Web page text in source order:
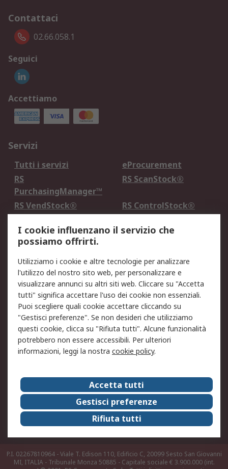
Contattaci
02.66.058.1
Seguici
Accettiamo
Servizi
Tutti i servizi
eProcurement
RS
PurchasingManager™
RS ScanStock®
RS VendStock®
RS ControlStock®
Legale
Informativa Cookie
Informativa Privacy -
Aggiornata
Email Security
Termini d'uso
Condizioni di vendita
Condizioni generali di
servizio
Etica e responsabilità
Chi Siamo
Chi Siamo
Contattaci
Supporto
ESG
Carriere
RS Group
Press Centre
Discovery: il Blog di RS
P.I. 02267810964 - Viale T. Edison 110, Edificio C, 20099 Sesto San Giovanni
MI, ITALIA - Tribunale Monza 50885 - Capitale sociale € 3.900.000 (int.
I cookie influenzano il servizio che
possiamo offrirti.
Utilizziamo i cookie e altre tecnologie per analizzare
l'utilizzo del nostro sito web, per personalizzare e
visualizzare annunci su altri siti web. Cliccare su "Accetta
tutti" significa accettare l'uso dei cookie non essenziali.
Puoi scegliere quali cookie accettare cliccando su
"Gestisci preferenze". Se non desideri che utilizziamo
questi cookie, clicca su "Rifiuta tutti". Alcune funzionalità
potrebbero non essere accessibili. Per ulteriori
informazioni, leggi la nostra cookie policy.
Accetta tutti
Gestisci preferenze
Rifiuta tutti